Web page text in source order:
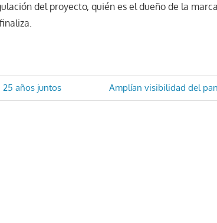
del proyecto, quién es el dueño de la
25 años juntos
Entrada
siguiente:
Amplían visibilidad del